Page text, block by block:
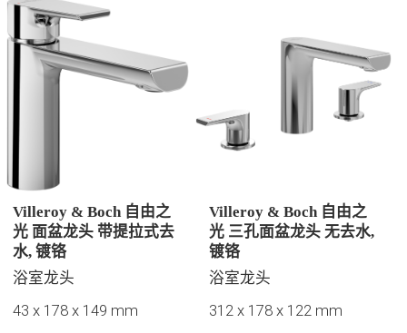
Villeroy & Boch 自由之
光 面盆龙头 带提拉式去
水, 镀铬
浴室龙头
43 x 178 x 149 mm
Villeroy & Boch 自由之
光 三孔面盆龙头 无去水,
镀铬
浴室龙头
312 x 178 x 122 mm